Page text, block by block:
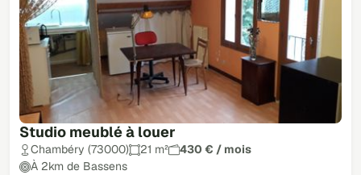
Studio meublé à louer
Chambéry (73000) 21 m²
430 € / mois
À 2km de Bassens